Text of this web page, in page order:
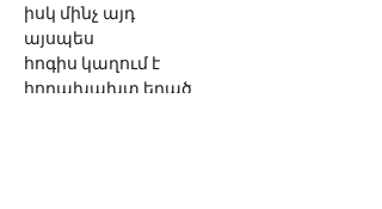
իսկ մինչ այդ
այսպես
հոգիս կաղում է
հոդախախտ եղած